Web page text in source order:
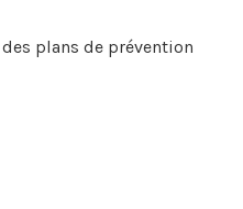
plans de prévention